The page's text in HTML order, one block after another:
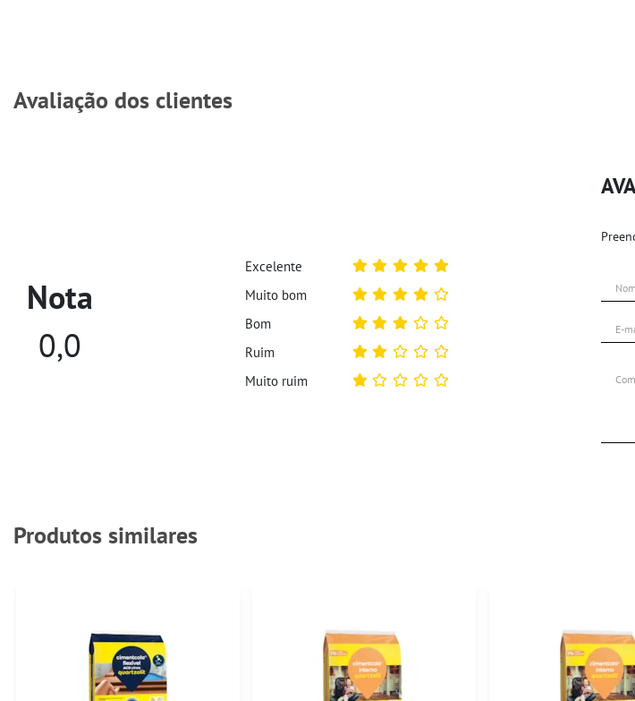
Avaliação dos clientes
Nota
0,0
Excelente
Muito bom
Bom
Ruim
Muito ruim
Produtos similares